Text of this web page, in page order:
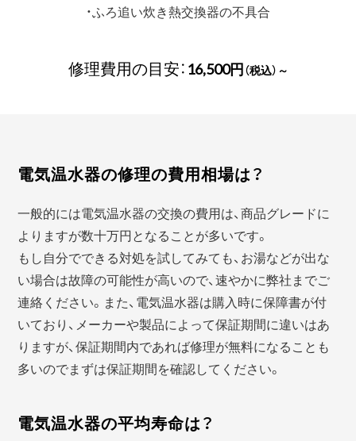
・ふろ追い炊き熱交換器の不具合
修理費用の目安：16,500円（税込）～
電気温水器の修理の費用相場は？
一般的には電気温水器の交換の費用は、商品グレードに
よりますが数十万円となることが多いです。
もし自分でできる対処を試してみても、お湯などが出な
い場合は故障の可能性が高いので、速やかに弊社までご
連絡ください。また、電気温水器は購入時に保障書が付
いており、メーカーや製品によって保証期間に違いはあ
りますが、保証期間内であれば修理が無料になることも
多いのでまずは保証期間を確認してください。
電気温水器の平均寿命は？